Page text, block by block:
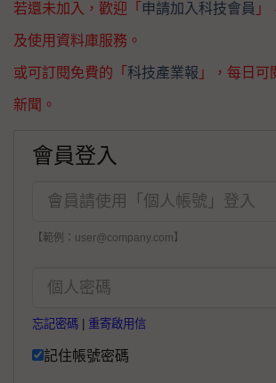
若還未加入，歡迎「 申請加入科技會員 」
及使用資料庫服務。
或可訂閱免費的「 科技產業報 」，每日可
新聞。
會員登入
【範例：user@company.com】
忘記密碼 重寄啟用信
記住帳號密碼